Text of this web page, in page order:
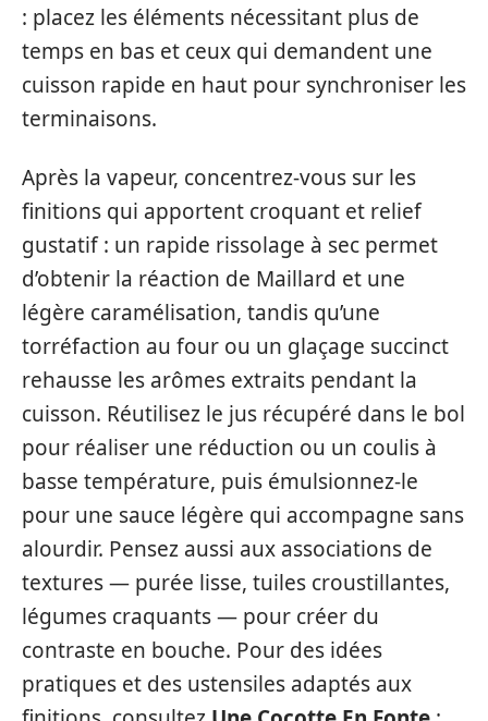
: placez les éléments nécessitant plus de
temps en bas et ceux qui demandent une
cuisson rapide en haut pour synchroniser les
terminaisons.
Après la vapeur, concentrez-vous sur les
finitions qui apportent croquant et relief
gustatif : un rapide rissolage à sec permet
d’obtenir la réaction de Maillard et une
légère caramélisation, tandis qu’une
torréfaction au four ou un glaçage succinct
rehausse les arômes extraits pendant la
cuisson. Réutilisez le jus récupéré dans le bol
pour réaliser une réduction ou un coulis à
basse température, puis émulsionnez-le
pour une sauce légère qui accompagne sans
alourdir. Pensez aussi aux associations de
textures — purée lisse, tuiles croustillantes,
légumes craquants — pour créer du
contraste en bouche. Pour des idées
pratiques et des ustensiles adaptés aux